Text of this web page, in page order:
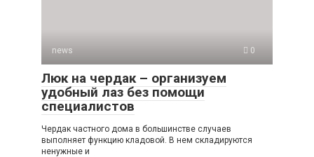
news 0
Люк на чердак – организуем
удобный лаз без помощи
специалистов
Чердак частного дома в большинстве случаев
выполняет функцию кладовой. В нем складируются
ненужные и